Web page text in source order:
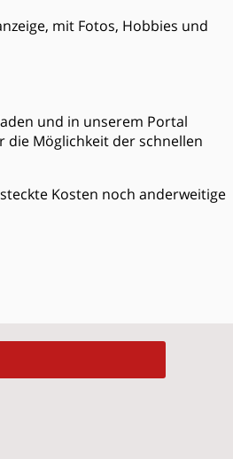
mit Fotos, Hobbies und
und in unserem Portal
Möglichkeit der schnellen
Kosten noch anderweitige